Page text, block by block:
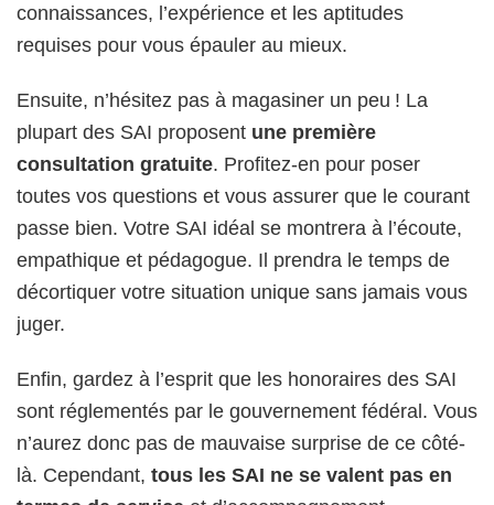
connaissances, l’expérience et les aptitudes
requises pour vous épauler au mieux.
Ensuite, n’hésitez pas à magasiner un peu ! La
plupart des SAI proposent une première
consultation gratuite. Profitez-en pour poser
toutes vos questions et vous assurer que le courant
passe bien. Votre SAI idéal se montrera à l’écoute,
empathique et pédagogue. Il prendra le temps de
décortiquer votre situation unique sans jamais vous
juger.
Enfin, gardez à l’esprit que les honoraires des SAI
sont réglementés par le gouvernement fédéral. Vous
n’aurez donc pas de mauvaise surprise de ce côté-
là. Cependant, tous les SAI ne se valent pas en